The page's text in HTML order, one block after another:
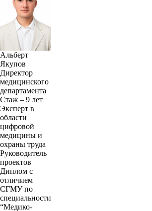
Альберт
Якупов
Директор
медицинского
департамента
Стаж – 9 лет
Эксперт в
области
цифровой
медицины и
охраны труда
Руководитель
проектов
Диплом с
отличием
СГМУ по
специальности
“Медико-